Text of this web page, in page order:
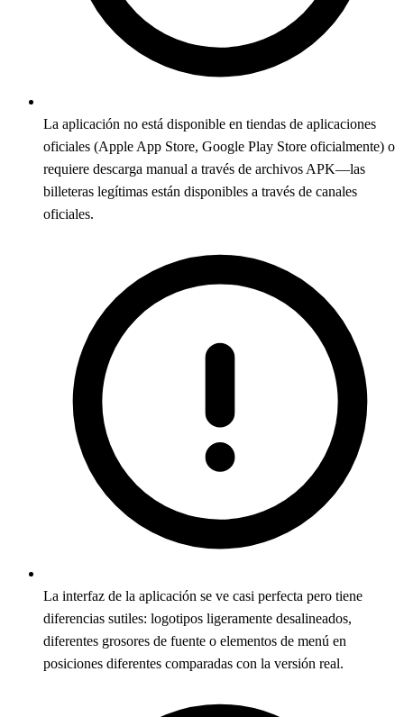
La aplicación no está disponible en tiendas de aplicaciones
oficiales (Apple App Store, Google Play Store oficialmente) o
requiere descarga manual a través de archivos APK—las
billeteras legítimas están disponibles a través de canales
oficiales.
La interfaz de la aplicación se ve casi perfecta pero tiene
diferencias sutiles: logotipos ligeramente desalineados,
diferentes grosores de fuente o elementos de menú en
posiciones diferentes comparadas con la versión real.